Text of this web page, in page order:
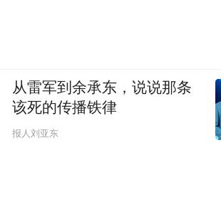
从雷军到余承东，说说那条
该死的传播铁律
报人刘亚东